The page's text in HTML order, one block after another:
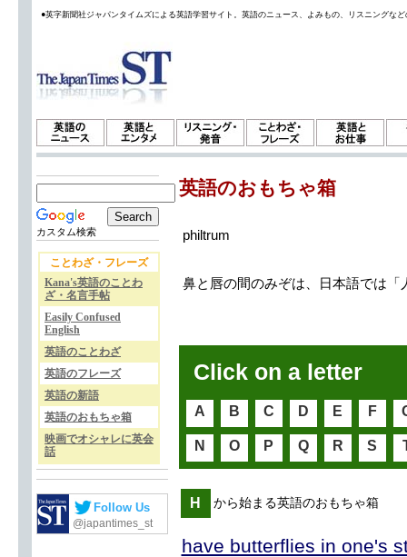
●英字新聞社ジャパンタイムズによる英語学習サイト。英語のニュース、よみもの、リスニングな
カスタム検索
ことわざ・フレーズ
Kana's英語のことわ
ざ・名言手帖
Easily Confused
English
英語のことわざ
英語のフレーズ
英語の新語
英語のおもちゃ箱
映画でオシャレに英会
話
Follow Us
@japantimes_st
英語のおもちゃ箱
philtrum
鼻と唇の間のみぞは、日本語では
Click on a letter
A B C D E F
N O P Q R S
H から始まる英語のおもちゃ箱
have butterflies in one's